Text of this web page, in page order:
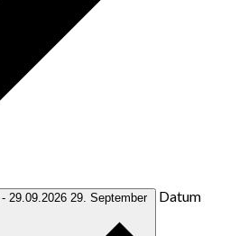
- 29.09.2026 29. September Datum